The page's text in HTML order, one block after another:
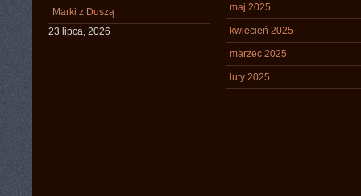
Marki z Duszą
23 lipca, 2026
maj 2025
kwiecień 2025
marzec 2025
luty 2025